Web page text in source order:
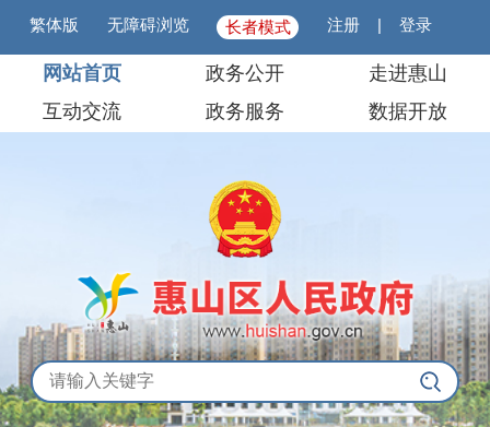
繁体版 无障碍浏览 长者模式 注册 |登录
网站首页 政务公开
走进惠山
互动交流
政务服务 数据开放